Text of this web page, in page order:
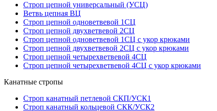
Строп цепной универсальный (УСЦ)
Ветвь цепная ВЦ
Строп цепной одноветвевой 1СЦ
Строп цепной двухветвевой 2СЦ
Строп цепной одноветвевой 1СЦ с укор крюками
Строп цепной двухветвевой 2СЦ с укор крюками
Строп цепной четырехветвевой 4СЦ
Строп цепной четырехветвевой 4СЦ с укор крюками
Канатные стропы
Строп канатный петлевой СКП/УСК1
Строп канатный кольцевой СКК/УСК2